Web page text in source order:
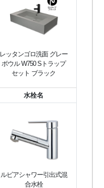
レッタンゴロ洗面 グレー
ボウル W750 Sトラップ
セット ブラック
水栓名
ルビアシャワー引出式混
合水栓